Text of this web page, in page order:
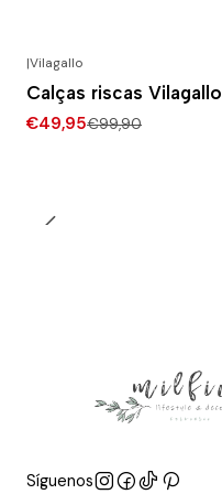
|Vilagallo
Calças riscas Vilagallo
€49,95€99,90
Síguenos